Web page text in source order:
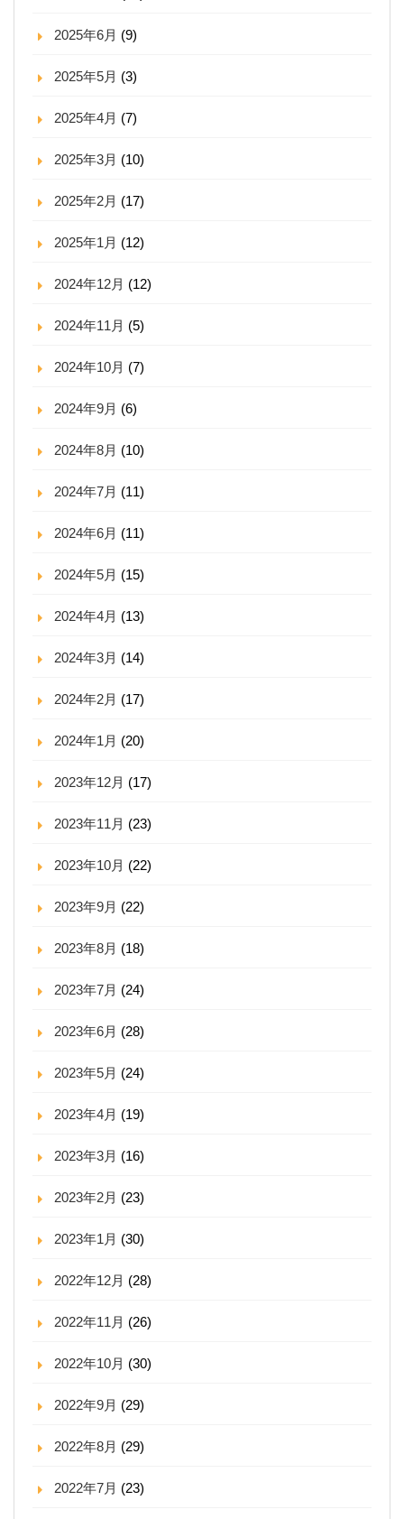
2025年6月 (9)
2025年5月 (3)
2025年4月 (7)
2025年3月 (10)
2025年2月 (17)
2025年1月 (12)
2024年12月 (12)
2024年11月 (5)
2024年10月 (7)
2024年9月 (6)
2024年8月 (10)
2024年7月 (11)
2024年6月 (11)
2024年5月 (15)
2024年4月 (13)
2024年3月 (14)
2024年2月 (17)
2024年1月 (20)
2023年12月 (17)
2023年11月 (23)
2023年10月 (22)
2023年9月 (22)
2023年8月 (18)
2023年7月 (24)
2023年6月 (28)
2023年5月 (24)
2023年4月 (19)
2023年3月 (16)
2023年2月 (23)
2023年1月 (30)
2022年12月 (28)
2022年11月 (26)
2022年10月 (30)
2022年9月 (29)
2022年8月 (29)
2022年7月 (23)